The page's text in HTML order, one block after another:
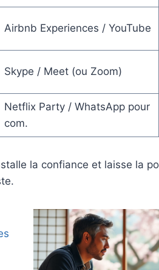
Airbnb Experiences / YouTube
Skype / Meet (ou Zoom)
Netflix Party / WhatsApp pour
com.
la confiance et laisse la